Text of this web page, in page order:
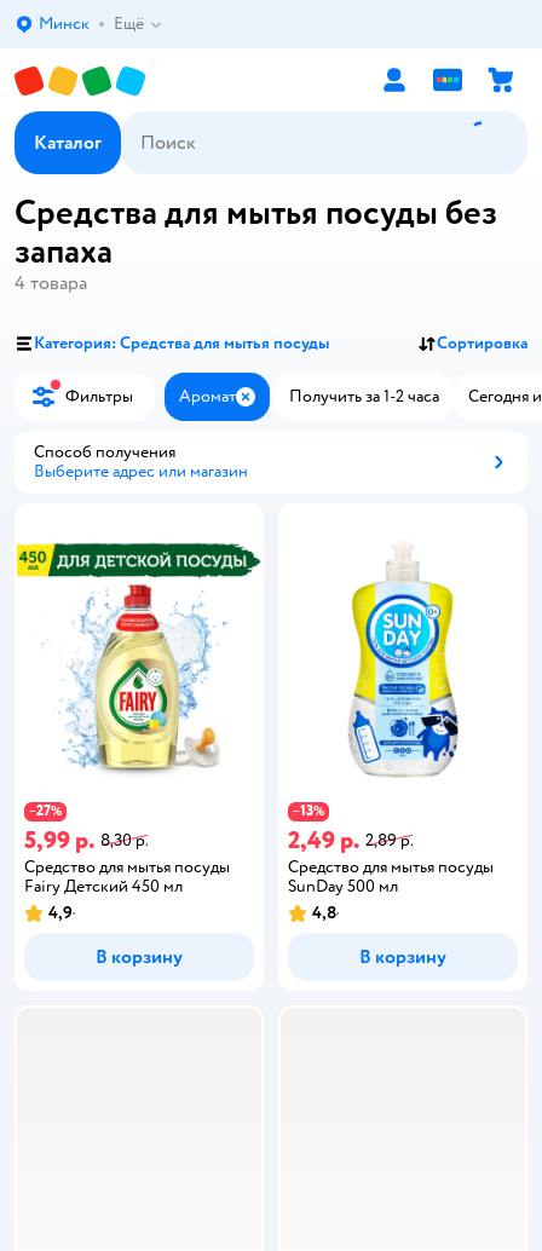
Выбор адреса доставки.
Минск Ещё
Каталог
Средства для мытья посуды без
запаха
4 товара
Категория: Средства для мытья посуды Сортировка
Фильтры Аромат ЗакрытьПолучить за 1-2 часа Сегодня
Способ получения
Выберите адрес или магазин
−27%
5,99 р. 8,30 р.
Средство для мытья посуды
Fairy Детский 450 мл
4,9
В корзину
−13%
2,49 р. 2,89 р.
Средство для мытья посуды
SunDay 500 мл
4,8
В корзину